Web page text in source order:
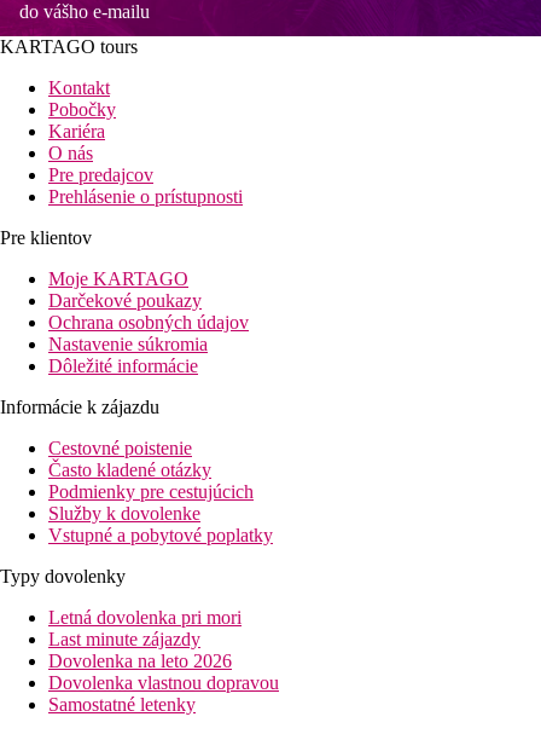
do vášho e-mailu
KARTAGO tours
Kontakt
Pobočky
Kariéra
O nás
Pre predajcov
Prehlásenie o prístupnosti
Pre klientov
Moje KARTAGO
Darčekové poukazy
Ochrana osobných údajov
Nastavenie súkromia
Dôležité informácie
Informácie k zájazdu
Cestovné poistenie
Často kladené otázky
Podmienky pre cestujúcich
Služby k dovolenke
Vstupné a pobytové poplatky
Typy dovolenky
Letná dovolenka pri mori
Last minute zájazdy
Dovolenka na leto 2026
Dovolenka vlastnou dopravou
Samostatné letenky